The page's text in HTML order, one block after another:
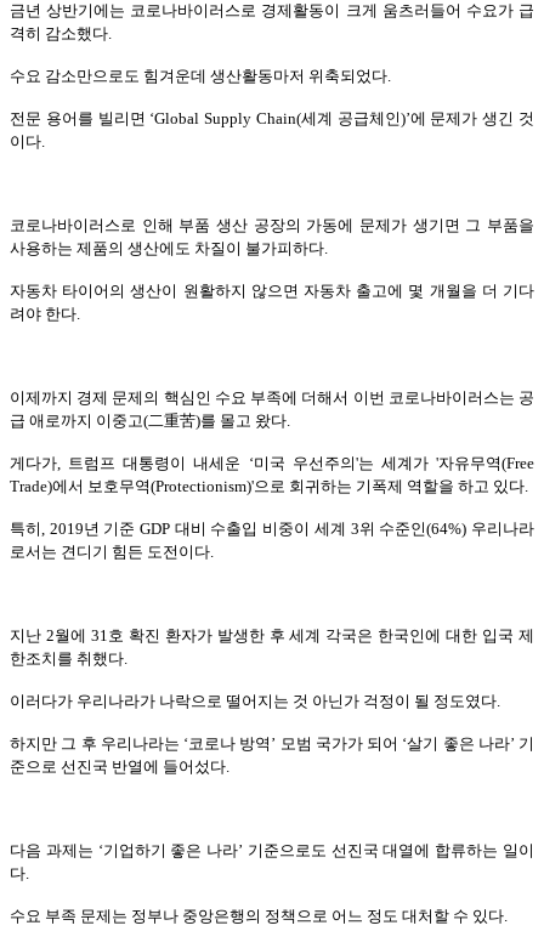
금년 상반기에는 코로나바이러스로 경제활동이 크게 움츠러들어 수요가 급
격히 감소했다.
수요 감소만으로도 힘겨운데 생산활동마저 위축되었다.
전문 용어를 빌리면 ‘Global Supply Chain(세계 공급체인)’에 문제가 생긴 것
이다.
코로나바이러스로 인해 부품 생산 공장의 가동에 문제가 생기면 그 부품을
사용하는 제품의 생산에도 차질이 불가피하다.
자동차 타이어의 생산이 원활하지 않으면 자동차 출고에 몇 개월을 더 기다
려야 한다.
이제까지 경제 문제의 핵심인 수요 부족에 더해서 이번 코로나바이러스는 공
급 애로까지 이중고(二重苦)를 몰고 왔다.
게다가, 트럼프 대통령이 내세운 ‘미국 우선주의'는 세계가 '자유무역(Free
Trade)에서 보호무역(Protectionism)'으로 회귀하는 기폭제 역할을 하고 있다.
특히, 2019년 기준 GDP 대비 수출입 비중이 세계 3위 수준인(64%) 우리나라
로서는 견디기 힘든 도전이다.
지난 2월에 31호 확진 환자가 발생한 후 세계 각국은 한국인에 대한 입국 제
한조치를 취했다.
이러다가 우리나라가 나락으로 떨어지는 것 아닌가 걱정이 될 정도였다.
하지만 그 후 우리나라는 ‘코로나 방역’ 모범 국가가 되어 ‘살기 좋은 나라’ 기
준으로 선진국 반열에 들어섰다.
다음 과제는 ‘기업하기 좋은 나라’ 기준으로도 선진국 대열에 합류하는 일이
다.
수요 부족 문제는 정부나 중앙은행의 정책으로 어느 정도 대처할 수 있다.